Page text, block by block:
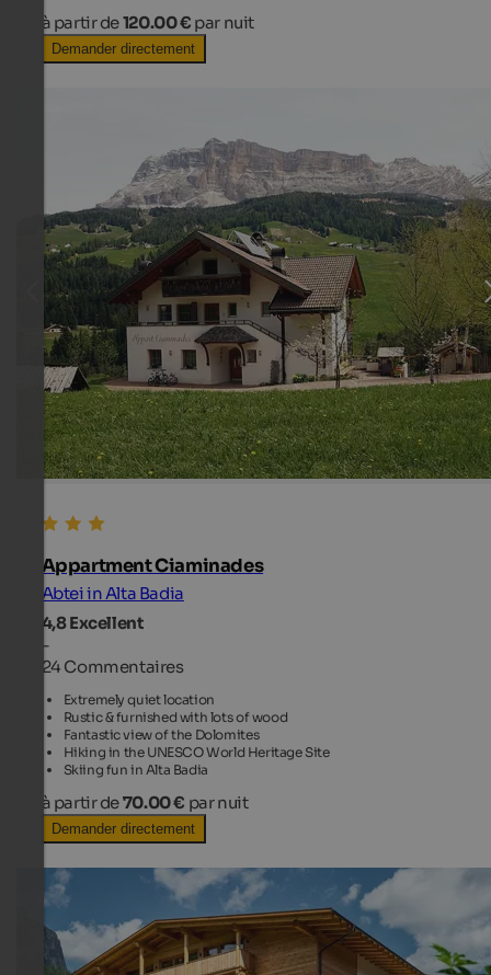
à partir de120.00 € par nuit
Demander directement
Appartment Ciaminades
Abtei in Alta Badia
4,8Excellent
-
24 Commentaires
Extremely quiet location
Rustic & furnished with lots of wood
Fantastic view of the Dolomites
Hiking in the UNESCO World Heritage Site
Skiing fun in Alta Badia
à partir de70.00 € par nuit
Demander directement